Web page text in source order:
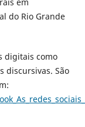
do Rio Grande
digitais como
discursivas. São